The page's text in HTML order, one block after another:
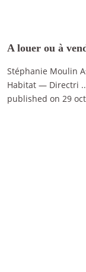
A louer ou à
Stéphanie Moulin
Habitat — Directri
published on 29